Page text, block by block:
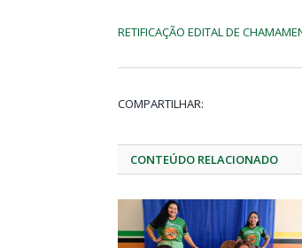
RETIFICAÇÃO EDITAL DE
COMPARTILHAR:
CONTEÚDO RELACIONADO